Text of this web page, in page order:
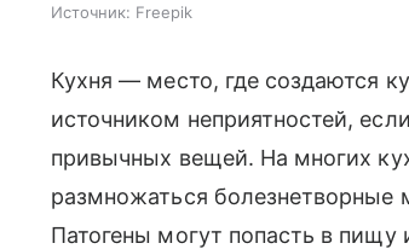
Источник: Freepik
Кухня — место, где создаются
источником неприятностей,
привычных вещей. На многих
размножаться болезнетворные
Патогены могут попасть в пищу